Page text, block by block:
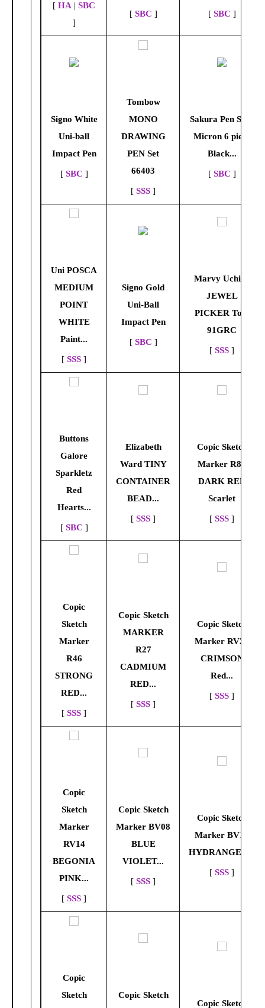
[ HA | SBC
]
[ SBC ] [ SBC ]
Signo White
Uni-ball
Impact Pen
[ SBC ]
Tombow
MONO
DRAWING
PEN Set
66403
[ SSS ]
Sakura Pen Set -
Micron 6 piece
Black...
[ SBC ]
Uni POSCA
MEDIUM
POINT
WHITE
Paint...
[ SSS ]
Signo Gold
Uni-Ball
Impact Pen
[ SBC ]
Marvy Uchida
JEWEL
PICKER Tool
91GRC
[ SSS ]
Buttons
Galore
Sparkletz
Red
Hearts...
[ SBC ]
Elizabeth
Ward TINY
CONTAINER
BEAD...
[ SSS ]
Copic Sketch
Marker R89
DARK RED
Scarlet
[ SSS ]
Copic
Sketch
Marker
R46
STRONG
RED...
[ SSS ]
Copic Sketch
MARKER
R27
CADMIUM
RED...
[ SSS ]
Copic Sketch
Marker RV29
CRIMSON
Red...
[ SSS ]
Copic
Sketch
Marker
RV14
BEGONIA
PINK...
[ SSS ]
Copic Sketch
Marker BV08
BLUE
VIOLET...
[ SSS ]
Copic Sketch
Marker BV13
HYDRANGEA...
[ SSS ]
Copic
Sketch
Copic Sketch
Copic Sketch